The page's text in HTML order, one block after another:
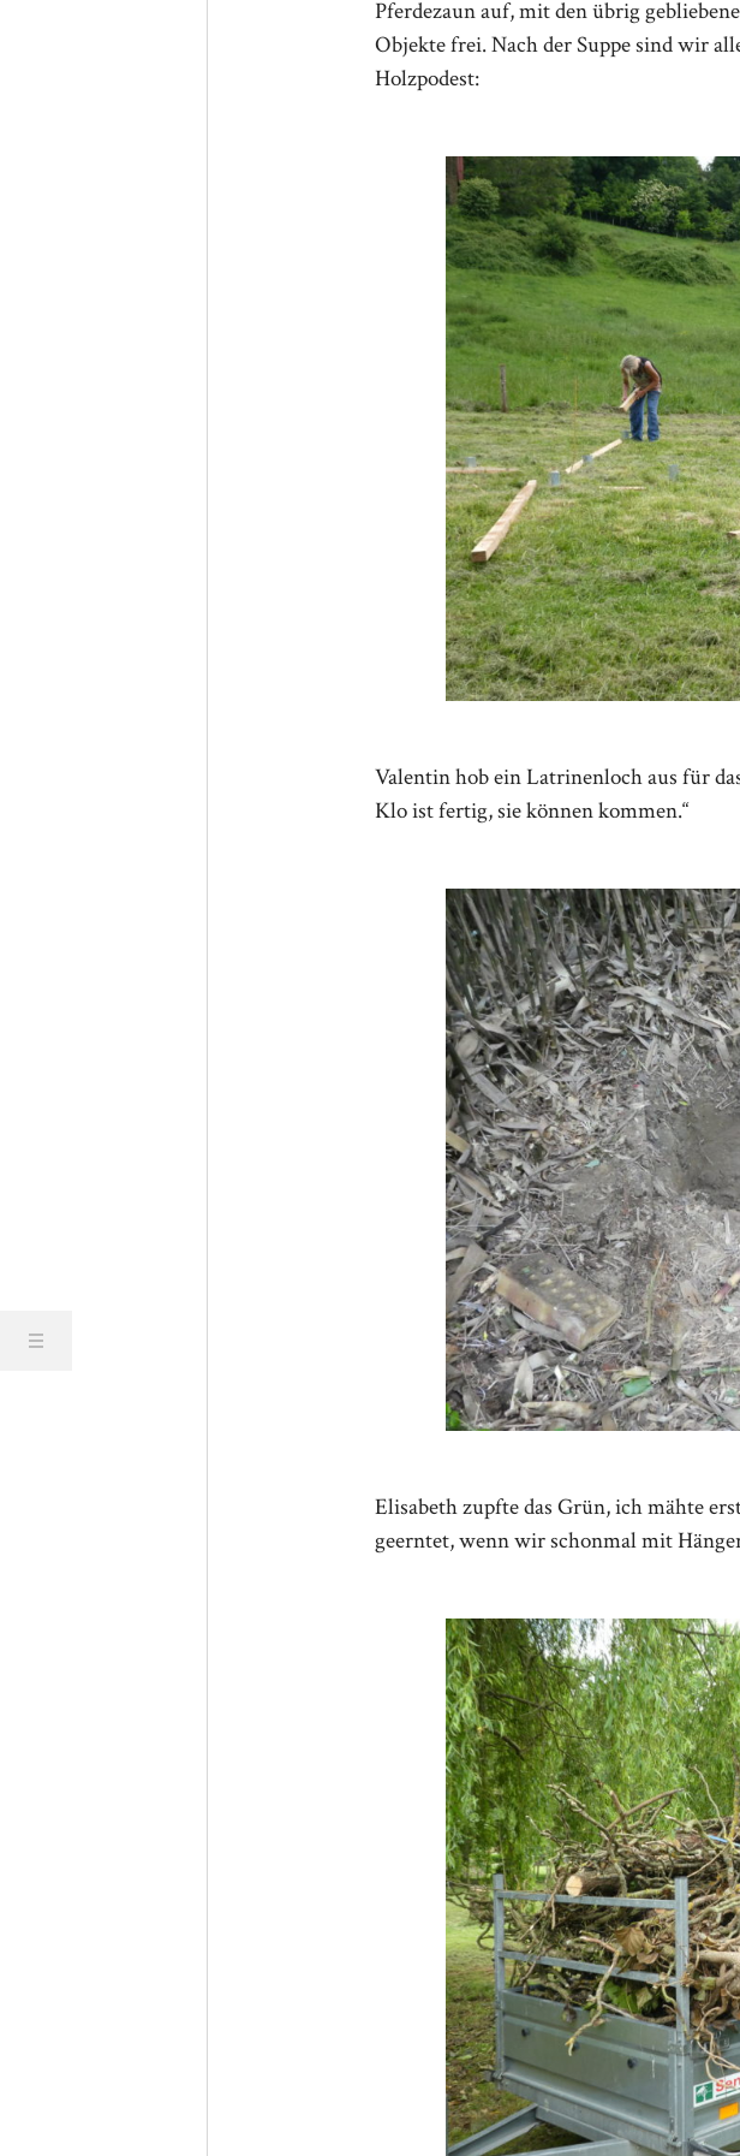
Pferdezaun auf, mit den übrig
Objekte frei. Nach der Suppe sind wir
Holzpodest:
Valentin hob ein Latrinenloch aus für
Klo ist fertig, sie können kommen.“
Elisabeth zupfte das Grün, ich mähte
geerntet, wenn wir schonmal mit